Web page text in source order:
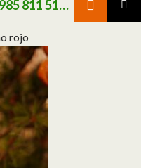
FLORES LA PLAZA. Teléfono 985 811 511 / Consultar existencias de flor y planta natural antes de realizar pedido
rojo